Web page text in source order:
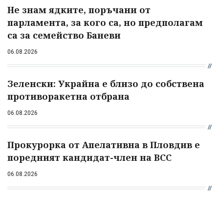
Не знам ядките, поръчани от
парламента, за кого са, но предполагам
са за семейство Баневи
06.08.2026
Зеленски: Украйна е близо до собствена
противоракетна отбрана
06.08.2026
Прокурорка от Апелативна в Пловдив е
поредният кандидат-член на ВСС
06.08.2026